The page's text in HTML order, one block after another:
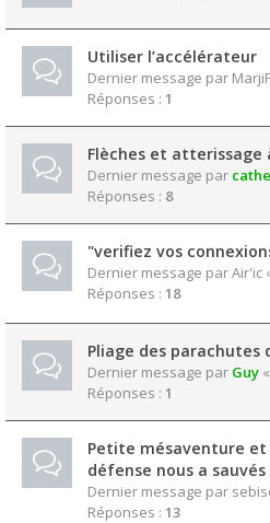
Utiliser l’accélérateur
Dernier message par
Réponses : 1
Flèches et atterissage
Dernier message par
Réponses : 8
"verifiez vos
Dernier message parAir'ic
Réponses : 18
Pliage des parachutes
Dernier message par Guy «
Réponses : 1
Petite mésaventure
défense nous a sauvés
Dernier message par
Réponses : 13